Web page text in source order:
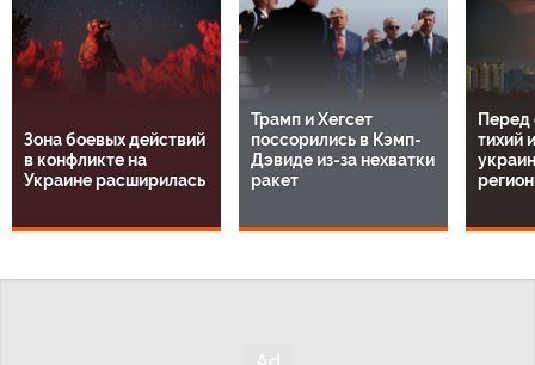
Зона боевых действий
в конфликте на
Украине расширилась
Трамп и Хегсет
поссорились в Кэмп-
Дэвиде из-за нехватки
ракет
Перед
тихий